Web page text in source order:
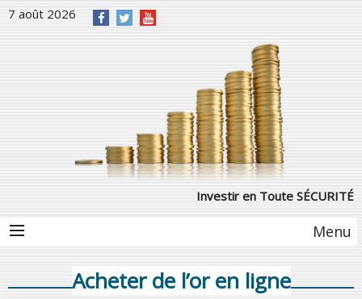
7 août 2026
Investir en Toute SÉCURITÉ
Menu
Acheter de l’or en ligne